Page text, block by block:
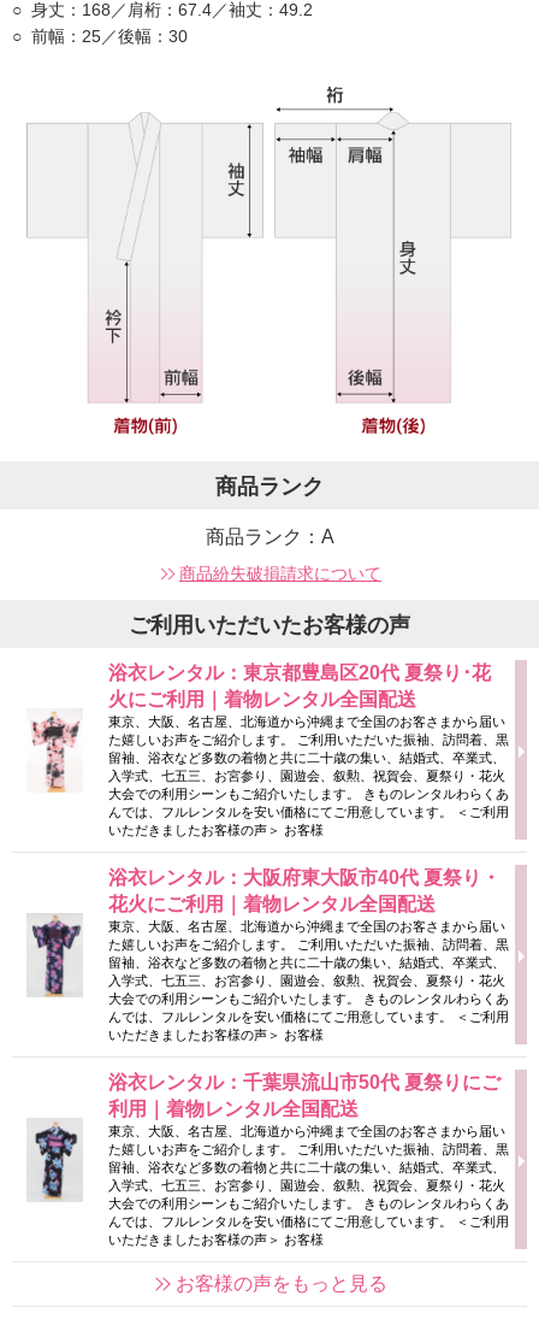
身丈：168／肩桁：67.4／袖丈：49.2
前幅：25／後幅：30
商品ランク
商品ランク：A
商品紛失破損請求について
ご利用いただいたお客様の声
浴衣レンタル：東京都豊島区20代 夏祭り･花
火にご利用｜着物レンタル全国配送
東京、大阪、名古屋、北海道から沖縄まで全国のお客さまから届い
た嬉しいお声をご紹介します。 ご利用いただいた振袖、訪問着、黒
留袖、浴衣など多数の着物と共に二十歳の集い、結婚式、卒業式、
入学式、七五三、お宮参り、園遊会、叙勲、祝賀会、夏祭り・花火
大会での利用シーンもご紹介いたします。 きものレンタルわらくあ
んでは、フルレンタルを安い価格にてご用意しています。 ＜ご利用
いただきましたお客様の声＞ お客様
浴衣レンタル：大阪府東大阪市40代 夏祭り・
花火にご利用｜着物レンタル全国配送
東京、大阪、名古屋、北海道から沖縄まで全国のお客さまから届い
た嬉しいお声をご紹介します。 ご利用いただいた振袖、訪問着、黒
留袖、浴衣など多数の着物と共に二十歳の集い、結婚式、卒業式、
入学式、七五三、お宮参り、園遊会、叙勲、祝賀会、夏祭り・花火
大会での利用シーンもご紹介いたします。 きものレンタルわらくあ
んでは、フルレンタルを安い価格にてご用意しています。 ＜ご利用
いただきましたお客様の声＞ お客様
浴衣レンタル：千葉県流山市50代 夏祭りにご
利用｜着物レンタル全国配送
東京、大阪、名古屋、北海道から沖縄まで全国のお客さまから届い
た嬉しいお声をご紹介します。 ご利用いただいた振袖、訪問着、黒
留袖、浴衣など多数の着物と共に二十歳の集い、結婚式、卒業式、
入学式、七五三、お宮参り、園遊会、叙勲、祝賀会、夏祭り・花火
大会での利用シーンもご紹介いたします。 きものレンタルわらくあ
んでは、フルレンタルを安い価格にてご用意しています。 ＜ご利用
いただきましたお客様の声＞ お客様
お客様の声をもっと見る